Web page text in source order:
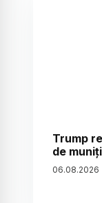
Trump
de
06.08.2026